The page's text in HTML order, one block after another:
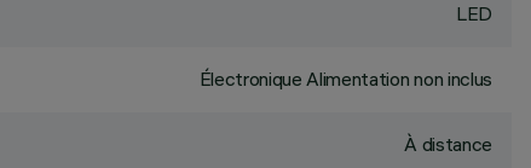
LED
Électronique Alimentation non inclus
À distance